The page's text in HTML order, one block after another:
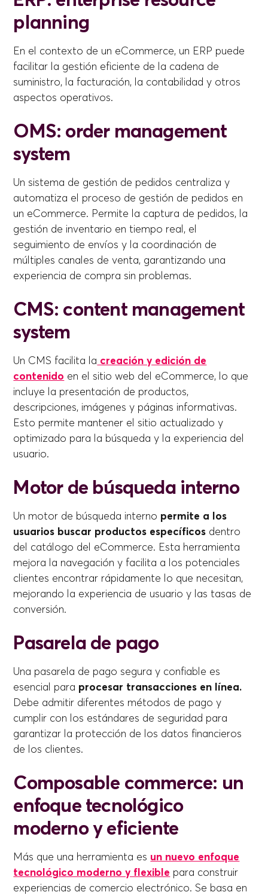
planning
En el contexto de un eCommerce, un ERP puede
facilitar la gestión eficiente de la cadena de
suministro, la facturación, la contabilidad y otros
aspectos operativos.
OMS: order management
system
Un sistema de gestión de pedidos centraliza y
automatiza el proceso de gestión de pedidos en
un eCommerce. Permite la captura de pedidos, la
gestión de inventario en tiempo real, el
seguimiento de envíos y la coordinación de
múltiples canales de venta, garantizando una
experiencia de compra sin problemas.
CMS: content management
system
Un CMS facilita la creación y edición de
contenido en el sitio web del eCommerce, lo que
incluye la presentación de productos,
descripciones, imágenes y páginas informativas.
Esto permite mantener el sitio actualizado y
optimizado para la búsqueda y la experiencia del
usuario.
Motor de búsqueda interno
Un motor de búsqueda interno permite a los
usuarios buscar productos específicos dentro
del catálogo del eCommerce. Esta herramienta
mejora la navegación y facilita a los potenciales
clientes encontrar rápidamente lo que necesitan,
mejorando la experiencia de usuario y las tasas de
conversión.
Pasarela de pago
Una pasarela de pago segura y confiable es
esencial para procesar transacciones en línea.
Debe admitir diferentes métodos de pago y
cumplir con los estándares de seguridad para
garantizar la protección de los datos financieros
de los clientes.
Composable commerce: un
enfoque tecnológico
moderno y eficiente
Más que una herramienta es un nuevo enfoque
tecnológico moderno y flexible para construir
experiencias de comercio electrónico. Se basa en